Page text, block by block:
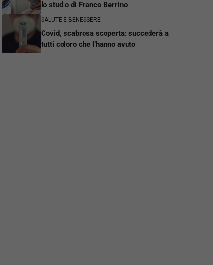
lo studio di Franco Berrino
SALUTE E BENESSERE
Covid, scabrosa scoperta: succederà a
tutti coloro che l’hanno avuto